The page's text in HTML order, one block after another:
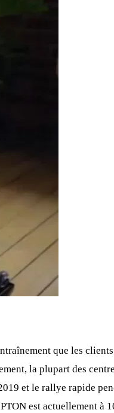
que les
la plupart des
et le rallye rapide
est actuellement à